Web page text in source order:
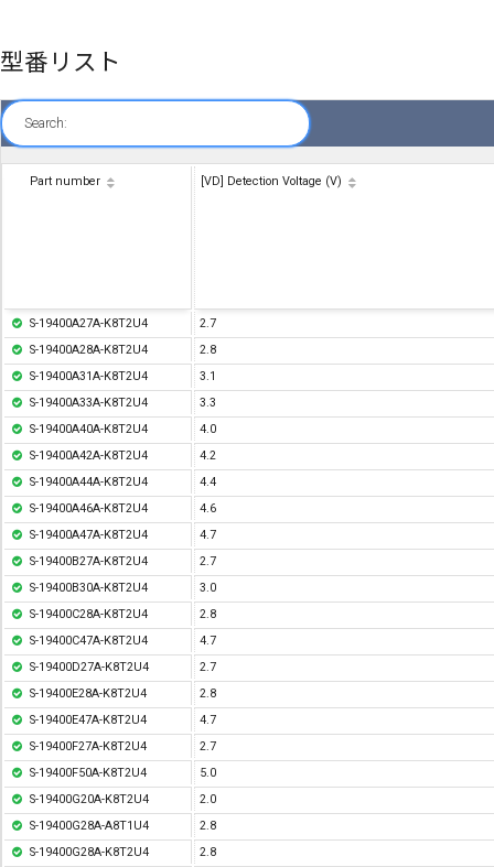
型番リスト
Search:
Part number [VD] Detection Voltage (V)
S-19400A27A-K8T2U4
2.7
S-19400A28A-K8T2U4
2.8
S-19400A31A-K8T2U4
3.1
S-19400A33A-K8T2U4
3.3
S-19400A40A-K8T2U4
4.0
S-19400A42A-K8T2U4
4.2
S-19400A44A-K8T2U4
4.4
S-19400A46A-K8T2U4
4.6
S-19400A47A-K8T2U4
4.7
S-19400B27A-K8T2U4
2.7
S-19400B30A-K8T2U4
3.0
S-19400C28A-K8T2U4
2.8
S-19400C47A-K8T2U4
4.7
S-19400D27A-K8T2U4
2.7
S-19400E28A-K8T2U4
2.8
S-19400E47A-K8T2U4
4.7
S-19400F27A-K8T2U4
2.7
S-19400F50A-K8T2U4
5.0
S-19400G20A-K8T2U4
2.0
S-19400G28A-A8T1U4
2.8
S-19400G28A-K8T2U4
2.8